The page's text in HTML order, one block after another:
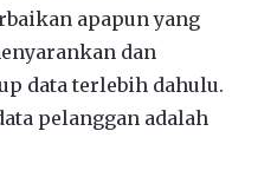
apapun yang
dan
data terlebih dahulu.
pelanggan adalah